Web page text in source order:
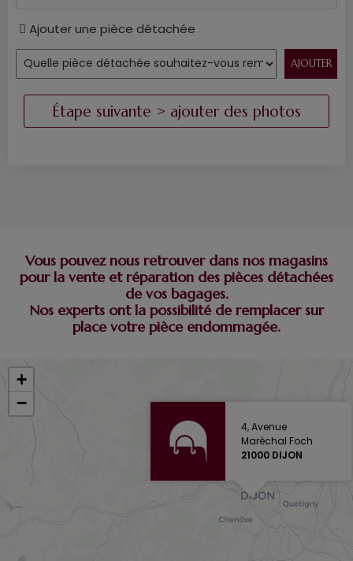
Ajouter une pièce détachée
Vous pouvez nous retrouver dans nos magasins
pour la vente et réparation des pièces détachées
de vos bagages.
Nos experts ont la possibilité de remplacer sur
place votre pièce endommagée.
4, Avenue
Maréchal Foch
21000 DIJON
+
−